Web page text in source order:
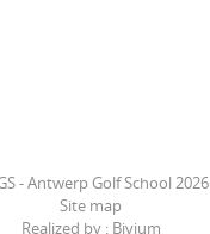
- Antwerp Golf School 2026
Site map
Realized by : Bivium